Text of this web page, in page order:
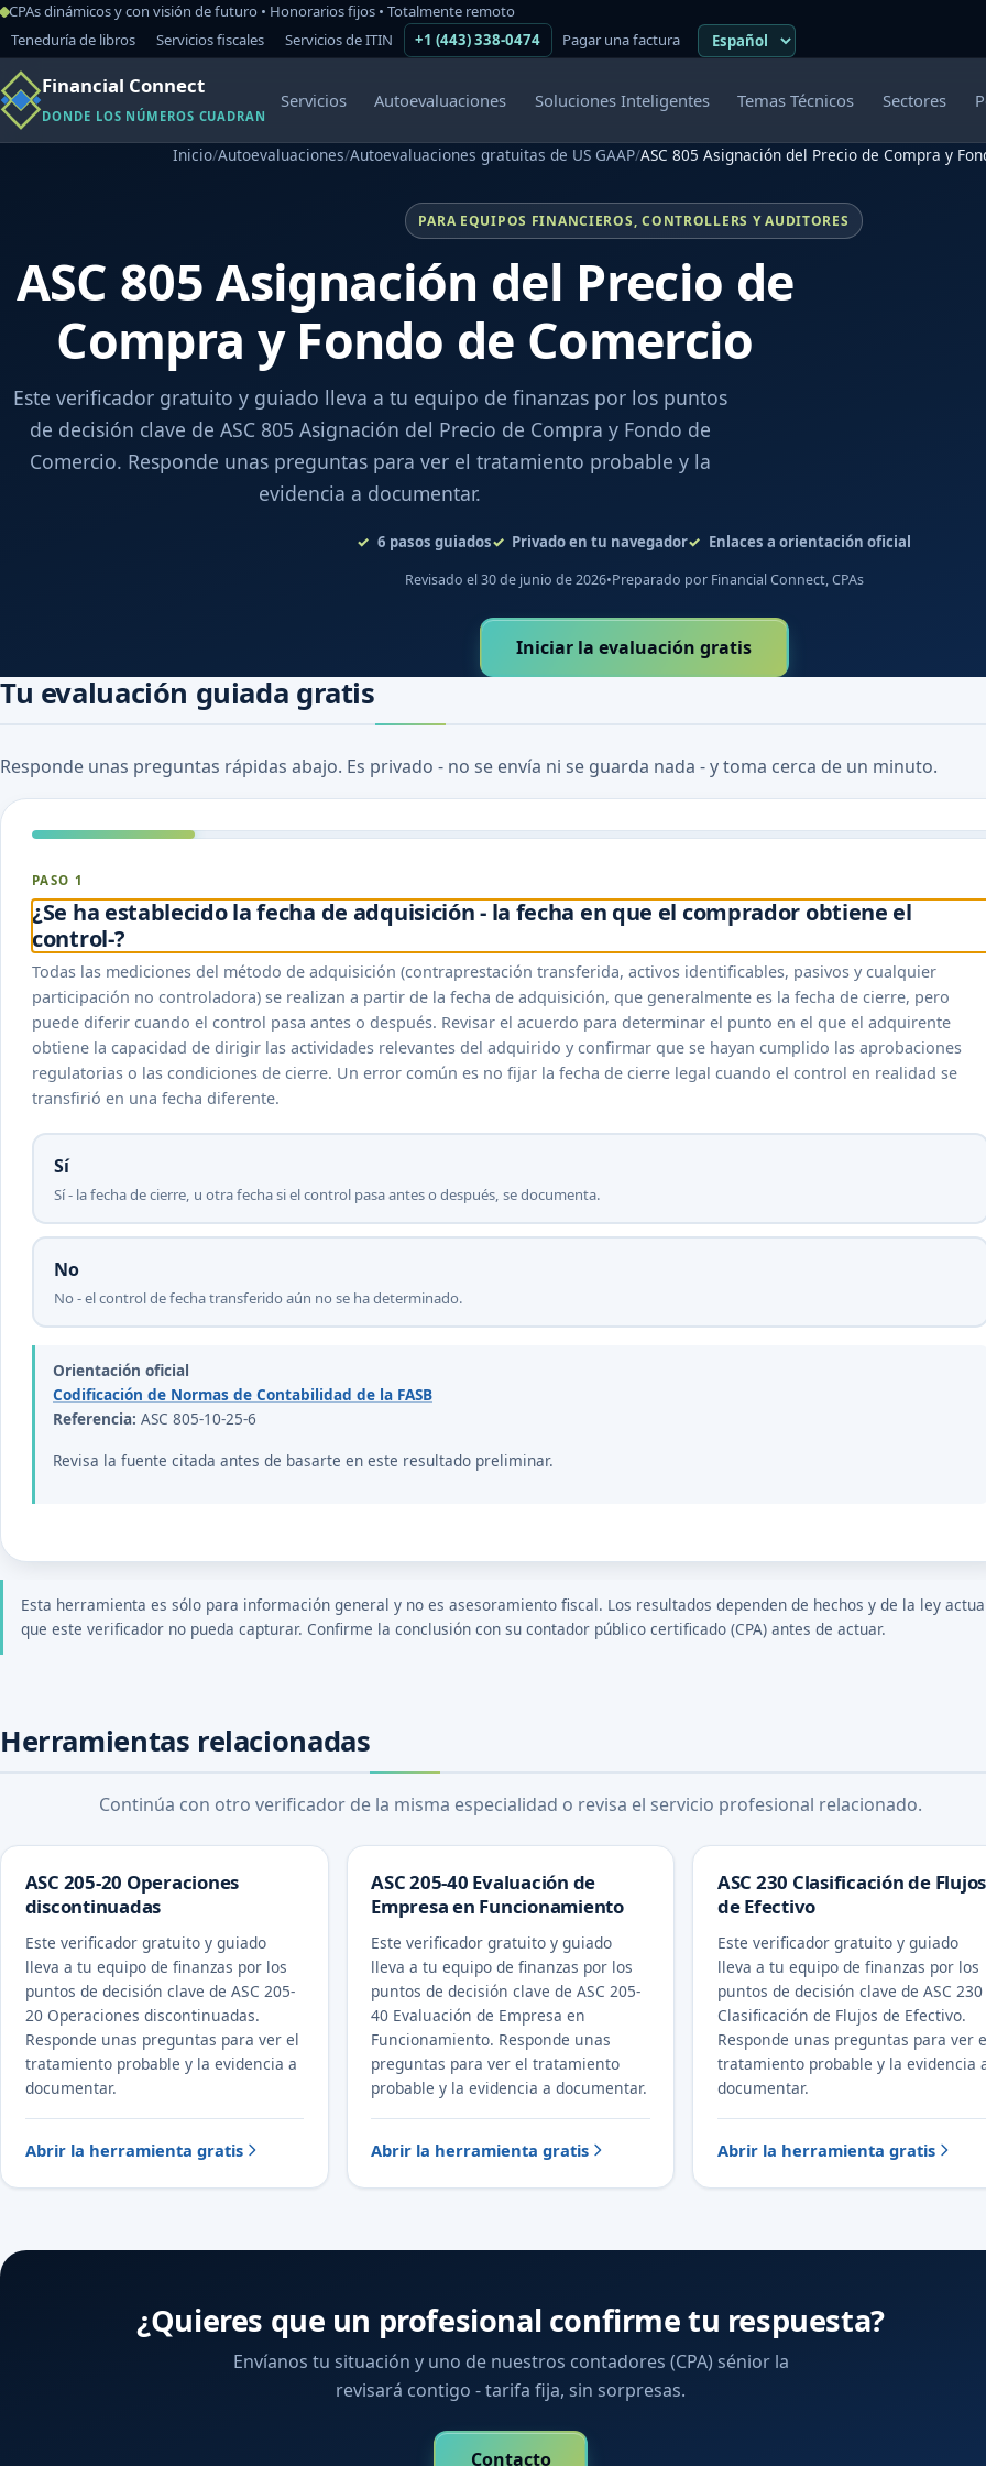
CPAs dinámicos y con visión de futuro • Honorarios fijos • Totalmente remoto
Teneduría de libros
Servicios fiscales Servicios de ITIN +1 (443) 338-0474 Pagar una factura
Financial Connect
DONDE LOS NÚMEROS CUADRAN
Servicios Autoevaluaciones Soluciones Inteligentes Temas Técnicos Sectores
Inicio/Autoevaluaciones/Autoevaluaciones gratuitas de US GAAP/ASC 805 Asignación del Precio de Compra y
PARA EQUIPOS FINANCIEROS, CONTROLLERS Y AUDITORES
ASC 805 Asignación del Precio de
Compra y Fondo de Comercio
Este verificador gratuito y guiado lleva a tu equipo de finanzas por los puntos
de decisión clave de ASC 805 Asignación del Precio de Compra y Fondo de
Comercio. Responde unas preguntas para ver el tratamiento probable y la
evidencia a documentar.
6 pasos guiados Privado en tu navegador Enlaces a orientación oficial
Revisado el 30 de junio de 2026•Preparado por Financial Connect, CPAs
Iniciar la evaluación gratis
Tu evaluación guiada gratis
Responde unas preguntas rápidas abajo. Es privado - no se envía ni se guarda nada - y toma cerca de un minuto.
PASO 1
¿Se ha establecido la fecha de adquisición - la fecha en que el comprador obtiene el
control-?
Todas las mediciones del método de adquisición (contraprestación transferida, activos identificables, pasivos y cualquier
participación no controladora) se realizan a partir de la fecha de adquisición, que generalmente es la fecha de cierre, pero
puede diferir cuando el control pasa antes o después. Revisar el acuerdo para determinar el punto en el que el adquirente
obtiene la capacidad de dirigir las actividades relevantes del adquirido y confirmar que se hayan cumplido las aprobaciones
regulatorias o las condiciones de cierre. Un error común es no fijar la fecha de cierre legal cuando el control en realidad se
transfirió en una fecha diferente.
Sí
Sí - la fecha de cierre, u otra fecha si el control pasa antes o después, se documenta.
No
No - el control de fecha transferido aún no se ha determinado.
Orientación oficial
Codificación de Normas de Contabilidad de la FASB
Referencia: ASC 805-10-25-6
Revisa la fuente citada antes de basarte en este resultado preliminar.
Esta herramienta es sólo para información general y no es asesoramiento fiscal. Los resultados dependen de hechos y de la ley
que este verificador no pueda capturar. Confirme la conclusión con su contador público certificado (CPA) antes de actuar.
Herramientas relacionadas
Continúa con otro verificador de la misma especialidad o revisa el servicio profesional relacionado.
ASC 205-20 Operaciones
discontinuadas
Este verificador gratuito y guiado
lleva a tu equipo de finanzas por los
puntos de decisión clave de ASC 205-
20 Operaciones discontinuadas.
Responde unas preguntas para ver el
tratamiento probable y la evidencia a
documentar.
Abrir la herramienta gratis
ASC 205-40 Evaluación de
Empresa en Funcionamiento
Este verificador gratuito y guiado
lleva a tu equipo de finanzas por los
puntos de decisión clave de ASC 205-
40 Evaluación de Empresa en
Funcionamiento. Responde unas
preguntas para ver el tratamiento
probable y la evidencia a documentar.
Abrir la herramienta gratis
ASC 230 Clasificación de Flujos
de Efectivo
Este verificador gratuito y guiado
lleva a tu equipo de finanzas por los
puntos de decisión clave de ASC 230
Clasificación de Flujos de Efectivo.
Responde unas preguntas para ver
tratamiento probable y la evidencia
documentar.
Abrir la herramienta gratis
¿Quieres que un profesional confirme tu respuesta?
Envíanos tu situación y uno de nuestros contadores (CPA) sénior la
revisará contigo - tarifa fija, sin sorpresas.
Contacto